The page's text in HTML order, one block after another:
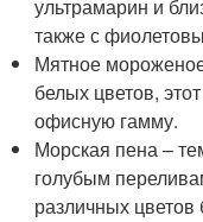
ультрамарин и
также с
Мятное
белых цветов,
офисную гамму.
Морская пена –
голубым
различных